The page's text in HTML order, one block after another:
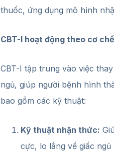
thuốc, ứng dụng mô hình
CBT-I hoạt động theo cơ
CBT-I tập trung vào việc
ngủ, giúp người bệnh hình
bao gồm các kỹ thuật:
Kỹ thuật nhận thức:
cực, lo lắng về giấc ngủ